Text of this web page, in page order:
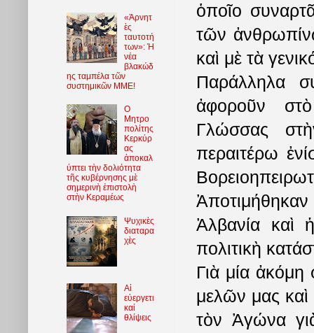
ὁποῖο
τῶν
καὶ μὲ τὰ
Παράλληλα
ἀφοροῦν
Γλώσσας
περαιτέρω
Ἀλβανία καὶ
πολιτικὴ
Γιὰ μία
μελῶν μας καὶ
τὸν Ἀγώνα
«Ἀρνητ
ὲς
ταυτοτή
των»: Ἡ
νέα
βλακώδ
ης ταμπέλα τῶν
συστημικῶν ΜΜΕ!
O
Μητρο
πολίτης
Κερκύρ
ας
ἀποκαλ
ύπτει τὴν δολιότητα
τῆς κυβέρνησης μὲ
σημερινὴ ἐπιστολὴ
στὴν Κεραμέως
Ψυχικὲς
διαταρα
χὲς
Αἱ
εὐεργετι
καί
θλίψεις